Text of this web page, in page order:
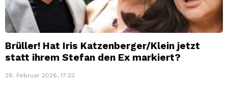
Brüller! Hat Iris Katzenberger/Klein jetzt
statt ihrem Stefan den Ex markiert?
28. Februar 2026, 17:33